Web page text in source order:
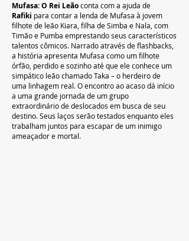
Mufasa: O Rei Leão conta com a ajuda de
Rafiki para contar a lenda de Mufasa à jovem
filhote de leão Kiara, filha de Simba e Nala, com
Timão e Pumba emprestando seus característicos
talentos cômicos. Narrado através de flashbacks,
a história apresenta Mufasa como um filhote
órfão, perdido e sozinho até que ele conhece um
simpático leão chamado Taka – o herdeiro de
uma linhagem real. O encontro ao acaso dá início
a uma grande jornada de um grupo
extraordinário de deslocados em busca de seu
destino. Seus laços serão testados enquanto eles
trabalham juntos para escapar de um inimigo
ameaçador e mortal.